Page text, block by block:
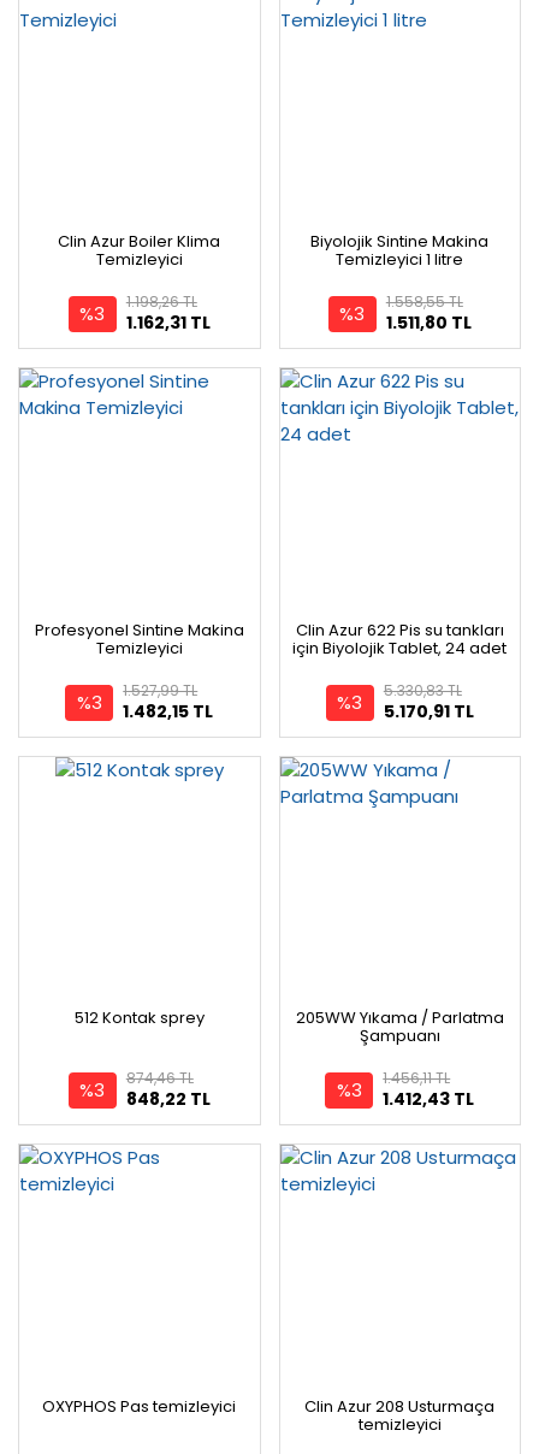
Clin Azur Boiler Klima
Temizleyici
%3 1.162,31 TL
1.198,26 TL
Biyolojik Sintine Makina
Temizleyici 1 litre
%3 1.511,80 TL
1.558,55 TL
Profesyonel Sintine Makina
Temizleyici
%3 1.482,15 TL
1.527,99 TL
Clin Azur 622 Pis su tankları
için Biyolojik Tablet, 24 adet
%3 5.170,91 TL
5.330,83 TL
512 Kontak sprey
%3 848,22 TL
874,46 TL
205WW Yıkama / Parlatma
Şampuanı
%3 1.412,43 TL
1.456,11 TL
OXYPHOS Pas temizleyici Clin Azur 208 Usturmaça
temizleyici